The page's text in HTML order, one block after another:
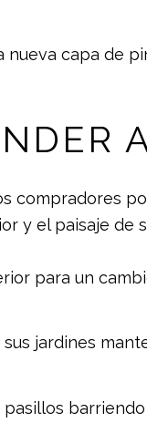
nueva capa de
compradores
y el paisaje de
para un
jardines
pasillos